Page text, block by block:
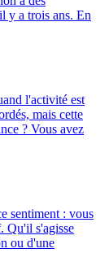
y a trois ans. En
l'activité est
mais cette
? Vous avez
sentiment : vous
Qu'il s'agisse
ou d'une